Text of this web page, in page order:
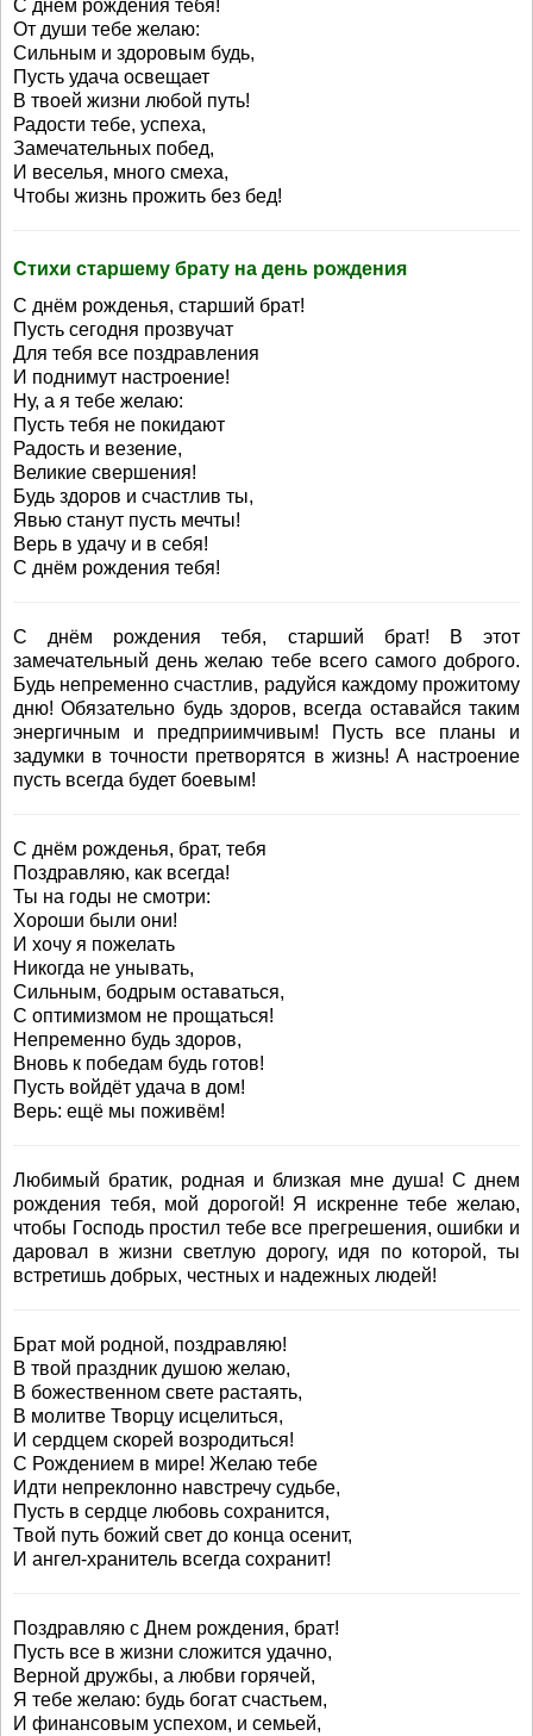
С днём рождения тебя!
От души тебе желаю:
Сильным и здоровым будь,
Пусть удача освещает
В твоей жизни любой путь!
Радости тебе, успеха,
Замечательных побед,
И веселья, много смеха,
Чтобы жизнь прожить без бед!
Стихи старшему брату на день рождения
С днём рожденья, старший брат!
Пусть сегодня прозвучат
Для тебя все поздравления
И поднимут настроение!
Ну, а я тебе желаю:
Пусть тебя не покидают
Радость и везение,
Великие свершения!
Будь здоров и счастлив ты,
Явью станут пусть мечты!
Верь в удачу и в себя!
С днём рождения тебя!
С днём рождения тебя, старший брат! В этот
замечательный день желаю тебе всего самого доброго.
Будь непременно счастлив, радуйся каждому прожитому
дню! Обязательно будь здоров, всегда оставайся таким
энергичным и предприимчивым! Пусть все планы и
задумки в точности претворятся в жизнь! А настроение
пусть всегда будет боевым!
С днём рожденья, брат, тебя
Поздравляю, как всегда!
Ты на годы не смотри:
Хороши были они!
И хочу я пожелать
Никогда не унывать,
Сильным, бодрым оставаться,
С оптимизмом не прощаться!
Непременно будь здоров,
Вновь к победам будь готов!
Пусть войдёт удача в дом!
Верь: ещё мы поживём!
Любимый братик, родная и близкая мне душа! С днем
рождения тебя, мой дорогой! Я искренне тебе желаю,
чтобы Господь простил тебе все прегрешения, ошибки и
даровал в жизни светлую дорогу, идя по которой, ты
встретишь добрых, честных и надежных людей!
Брат мой родной, поздравляю!
В твой праздник душою желаю,
В божественном свете растаять,
В молитве Творцу исцелиться,
И сердцем скорей возродиться!
С Рождением в мире! Желаю тебе
Идти непреклонно навстречу судьбе,
Пусть в сердце любовь сохранится,
Твой путь божий свет до конца осенит,
И ангел-хранитель всегда сохранит!
Поздравляю с Днем рождения, брат!
Пусть все в жизни сложится удачно,
Верной дружбы, а любви горячей,
Я тебе желаю: будь богат счастьем,
И финансовым успехом, и семьей,